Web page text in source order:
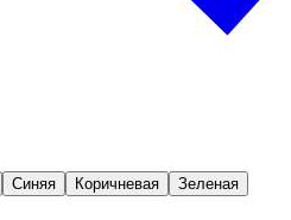
Синяя Коричневая Зеленая